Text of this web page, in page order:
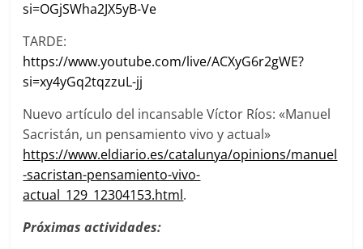
si=OGjSWha2JX5yB-Ve
TARDE:
https://www.youtube.com/live/ACXyG6r2gWE?
si=xy4yGq2tqzzuL-jj
Nuevo artículo del incansable Víctor Ríos: «Manuel
Sacristán, un pensamiento vivo y actual»
https://www.eldiario.es/catalunya/opinions/manuel
-sacristan-pensamiento-vivo-
actual_129_12304153.html.
Próximas actividades: